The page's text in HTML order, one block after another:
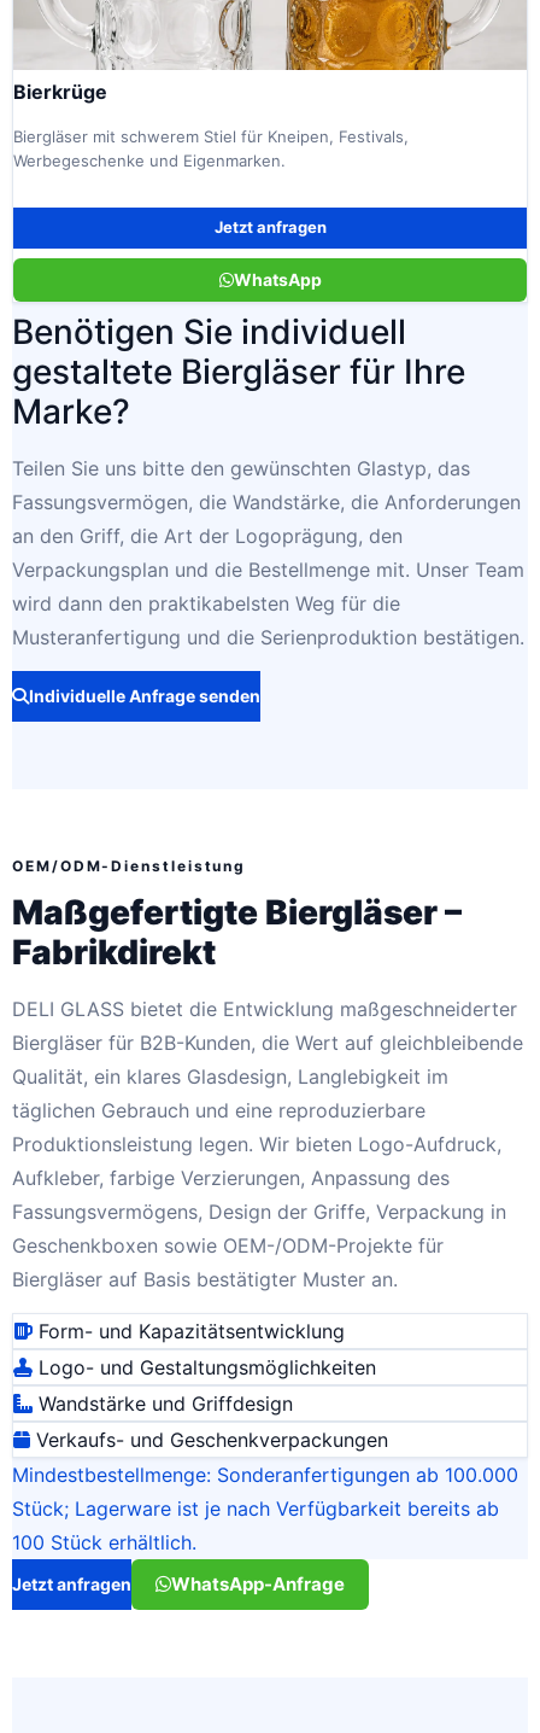
Bierkrüge
Biergläser mit schwerem Stiel für Kneipen, Festivals,
Werbegeschenke und Eigenmarken.
Jetzt anfragen
WhatsApp
Benötigen Sie individuell
gestaltete Biergläser für Ihre
Marke?
Teilen Sie uns bitte den gewünschten Glastyp, das
Fassungsvermögen, die Wandstärke, die Anforderungen
an den Griff, die Art der Logoprägung, den
Verpackungsplan und die Bestellmenge mit. Unser Team
wird dann den praktikabelsten Weg für die
Musteranfertigung und die Serienproduktion bestätigen.
Individuelle Anfrage senden
OEM/ODM-Dienstleistung
Maßgefertigte Biergläser –
Fabrikdirekt
DELI GLASS bietet die Entwicklung maßgeschneiderter
Biergläser für B2B-Kunden, die Wert auf gleichbleibende
Qualität, ein klares Glasdesign, Langlebigkeit im
täglichen Gebrauch und eine reproduzierbare
Produktionsleistung legen. Wir bieten Logo-Aufdruck,
Aufkleber, farbige Verzierungen, Anpassung des
Fassungsvermögens, Design der Griffe, Verpackung in
Geschenkboxen sowie OEM-/ODM-Projekte für
Biergläser auf Basis bestätigter Muster an.
Form- und Kapazitätsentwicklung
Logo- und Gestaltungsmöglichkeiten
Wandstärke und Griffdesign
Verkaufs- und Geschenkverpackungen
Mindestbestellmenge: Sonderanfertigungen ab 100.000
Stück; Lagerware ist je nach Verfügbarkeit bereits ab
100 Stück erhältlich.
Jetzt anfragen WhatsApp-Anfrage